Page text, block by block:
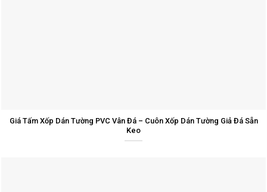
Giá Tấm Xốp Dán Tường PVC Vân Đá – Cuôn Xốp Dán Tường Giả Đá Sẵn
Keo